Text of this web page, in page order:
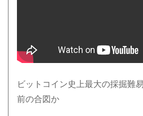
ビットコイン史上最大の採掘難
前の合図か